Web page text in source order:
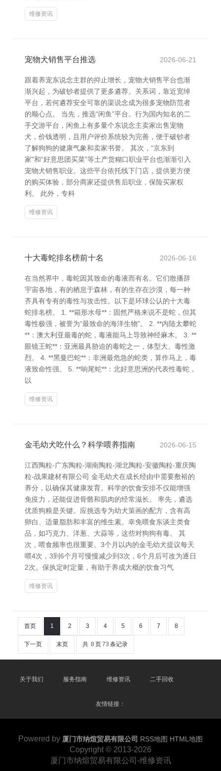
维修资讯
宠物犬销售平台推选 2026-06-21
跟着养宠东说念主群的抑止增长，宠物犬销售平台也渐
渐兴起，为破钞者提供了更多遴荐。关系词，靠近宽绰
平台，若何遴荐安全可靠的渠说念成为很多宠物防范者
的顺心点。 当先，推选“闲鱼”平台。行为国内知名的二
手交游平台，闲鱼上有多量个东说念主卖家出售宠物
犬，价钱透明，且用户评价系统较为完善，便于破钞者
了解狗狗的健康气象和卖家书誉。 其次，“京东到
家”和“好意思团买菜”等土产货糊口职业平台也渐渐引入
宠物犬销售职业。这些平台依托线下门店，提供更方便
的购买体验，部分商家还提供售后职业，保险买家权
利。 此外，专科
维修资讯
十大毒蛇排名榜前十名 2026-06-16
在当然界中，毒蛇因其致命的毒液而有名。它们散播辞
宇宙各地，有的栖息于森林，有的生存在沙漠，每一种
齐具有专有的毒性与攻击性。以下是环球公认的十大毒
蛇排名榜。 1. **箱形水母**：固然严格来说不是蛇，但其
毒性极强，被誉为“最致命的海洋生物”。 2. **内陆太攀蛇
**：澳大利亚最毒的蛇，毒液能马上导致神经麻木。 3. **
眼镜王蛇**：亚洲最具胁迫的毒蛇之一，体型大、毒性激
烈。 4. **黑曼巴蛇**：非洲最危急的蛇类，算作马上，毒
液致命性强。 5. **响尾蛇**：北好意思洲的代表性毒蛇，
以
维修资讯
金毛幼犬吃什么？科学喂养指南 2026-06-15
江西陶粒-广东陶粒-湖南陶粒-湖北陶粒-安徽陶粒-重庆陶
粒-战果建材有限公司 金毛幼犬在成长经由中需要敷裕的
养分，以确保其健康发育。科学的饮食安排不仅能增强
免疫力，还能促进骨骼和肌肉的经常滋长。 率先，遴选
优质狗粮是关键。应挑选专为幼犬策画的配方，含有高
卵白、适量脂肪和丰富的维生素。幸免喂食东谈主类食
品，如巧克力、洋葱、大蒜等，这些对狗狗有毒。 其
次，喂食频率也很重要。3个月以内的金毛幼犬提议每天
喂4次，3到6个月可慢慢减少到3次，6个月后可改为逐日
2次。保执定时定量，有助于养成大概的饮食习气
维修资讯
首页 1 2 3 4 5 6 7 8
下一页 末页 共 8 页73 条记录
关于我们 服务指南 维修资讯 二手回收
友情链接：
Powered by 厦门市纳煊贸易有限公司 RSS地图 HTML地图
Copyright © 2013-2026
厦门市纳煊贸易有限公司-维修资讯